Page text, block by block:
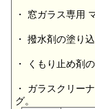
・ 窓ガラス専用
・ 撥水剤の塗り
・ くもり止め剤
・ ガラスクリー
グ。